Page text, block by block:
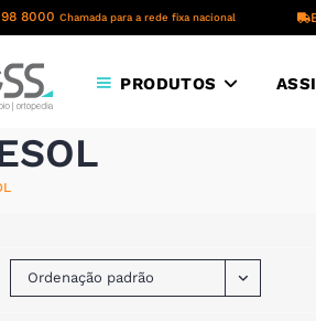
8000 Chamada para a rede fixa nacional
PRODUTOS
Ordenação padrão